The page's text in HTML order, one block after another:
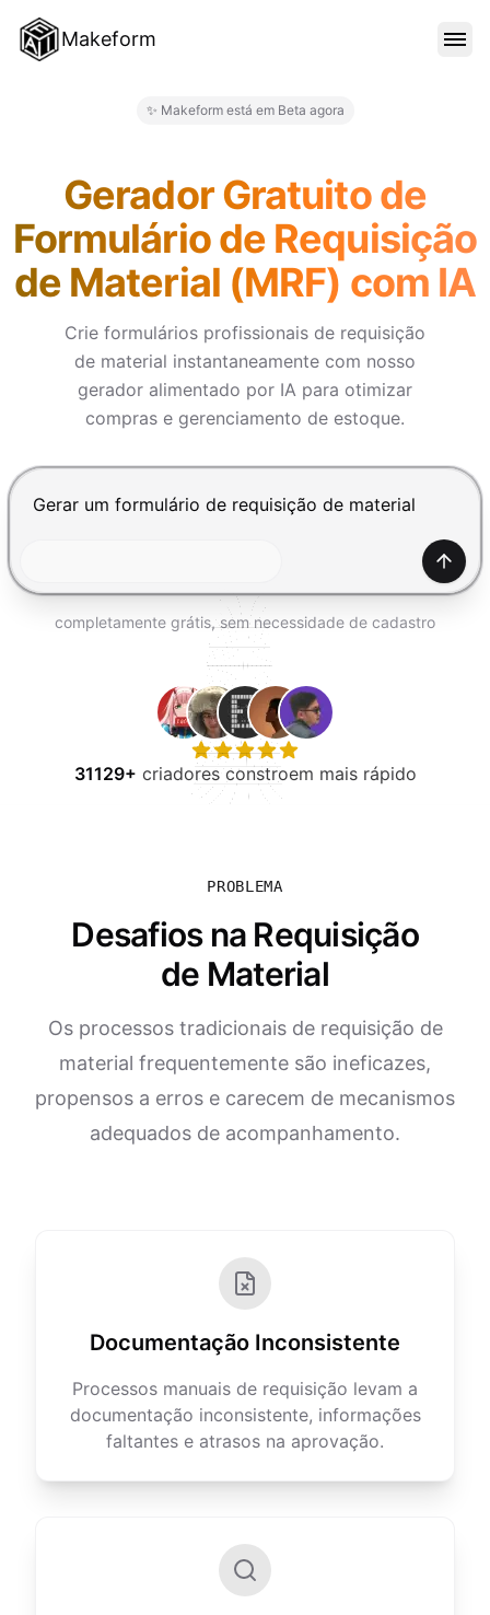
Makeform
BLOG
PREÇO
ENTRAR
EXPERIMENTE GRÁTIS
✨ Makeform está em Beta agora
Gerador Gratuito de
Formulário de Requisição
de Material (MRF) com IA
Crie formulários profissionais de requisição
de material instantaneamente com nosso
gerador alimentado por IA para otimizar
compras e gerenciamento de estoque.
Pressione Enter para enviar, Shift+Enter para
Gerar
completamente grátis, sem necessidade de cadastro
31129+ criadores constroem mais rápido
PROBLEMA
Desafios na Requisição
de Material
Os processos tradicionais de requisição de
material frequentemente são ineficazes,
propensos a erros e carecem de mecanismos
adequados de acompanhamento.
Documentação Inconsistente
Processos manuais de requisição levam a
documentação inconsistente, informações
faltantes e atrasos na aprovação.